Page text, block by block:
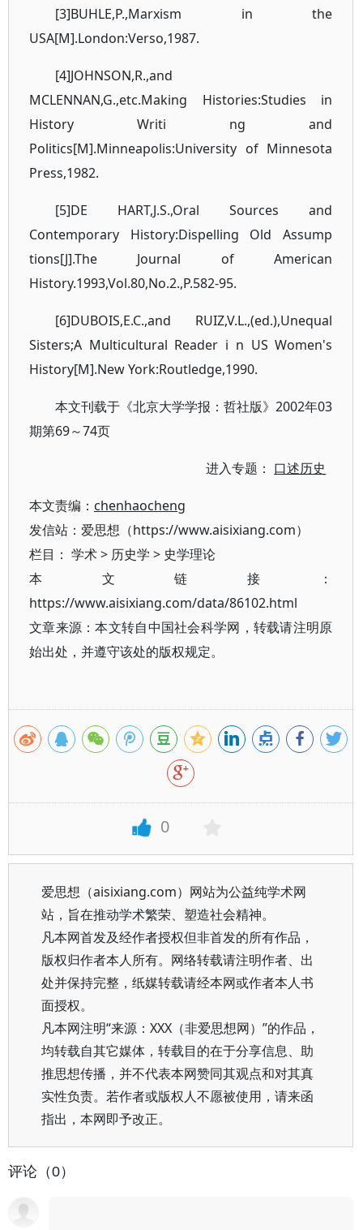
[3]BUHLE,P.,Marxism in the
USA[M].London:Verso,1987.
[4]JOHNSON,R.,and
MCLENNAN,G.,etc.Making Histories:Studies in
History Writi ng and
Politics[M].Minneapolis:University of Minnesota
Press,1982.
[5]DE HART,J.S.,Oral Sources and
Contemporary History:Dispelling Old Assump
tions[J].The Journal of American
History.1993,Vol.80,No.2.,P.582-95.
[6]DUBOIS,E.C.,and RUIZ,V.L.,(ed.),Unequal
Sisters;A Multicultural Reader i n US Women's
History[M].New York:Routledge,1990.
本文刊载于《北京大学学报：哲社版》2002年03
期第69～74页
进入专题： 口述历史
本文责编： chenhaocheng
发信站：爱思想（https://www.aisixiang.com）
栏目： 学术> 历史学 > 史学理论
本文链接：
https://www.aisixiang.com/data/86102.html
文章来源：本文转自中国社会科学网，转载请注明原
始出处，并遵守该处的版权规定。
0
爱思想（aisixiang.com）网站为公益纯学术网
站，旨在推动学术繁荣、塑造社会精神。
凡本网首发及经作者授权但非首发的所有作品，
版权归作者本人所有。网络转载请注明作者、出
处并保持完整，纸媒转载请经本网或作者本人书
面授权。
凡本网注明“来源：XXX（非爱思想网）”的作品，
均转载自其它媒体，转载目的在于分享信息、助
推思想传播，并不代表本网赞同其观点和对其真
实性负责。若作者或版权人不愿被使用，请来函
指出，本网即予改正。
评论（0）